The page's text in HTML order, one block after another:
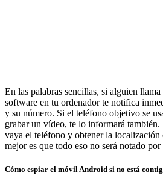
En las palabras sencillas, si alguien
software en tu ordenador te notifica
y su número. Si el teléfono objetivo se
grabar un vídeo, te lo informará también.
vaya el teléfono y obtener la localización
mejor es que todo eso no será notado
Cómo espiar el móvil Android si no está